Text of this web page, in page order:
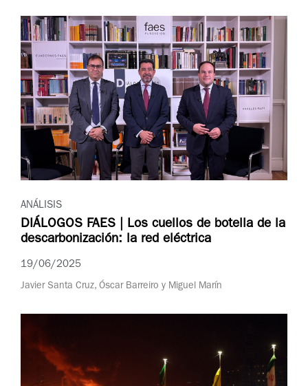
ANÁLISIS
DIÁLOGOS FAES | Los cuellos de botella de la
descarbonización: la red eléctrica
19/06/2025
Javier Santa Cruz, Óscar Barreiro y Miguel Marín